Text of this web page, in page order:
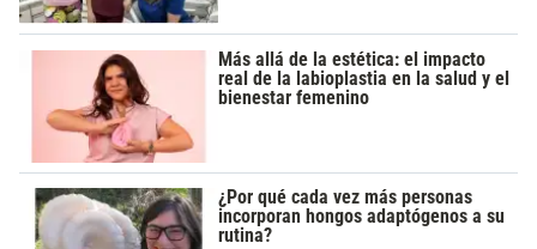
Más allá de la estética: el impacto
real de la labioplastia en la salud y el
bienestar femenino
¿Por qué cada vez más personas
incorporan hongos adaptógenos a su
rutina?